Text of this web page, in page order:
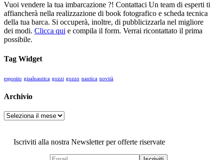
Vuoi vendere la tua imbarcazione ?! Contattaci Un team di esperti ti
affiancherà nella realizzazione di book fotografico e scheda tecnica
della tua barca. Si occuperà, inoltre, di pubblicizzarla nel migliore
dei modi. Clicca qui e compila il form. Verrai ricontattato il prima
possibile.
Tag Widget
esposito gisalnautica gozzi gozzo nautica novità
Archivio
Archivio
Iscriviti alla nostra Newsletter per offerte riservate